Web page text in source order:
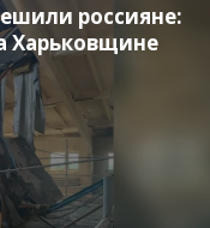
россияне:
Харьковщине